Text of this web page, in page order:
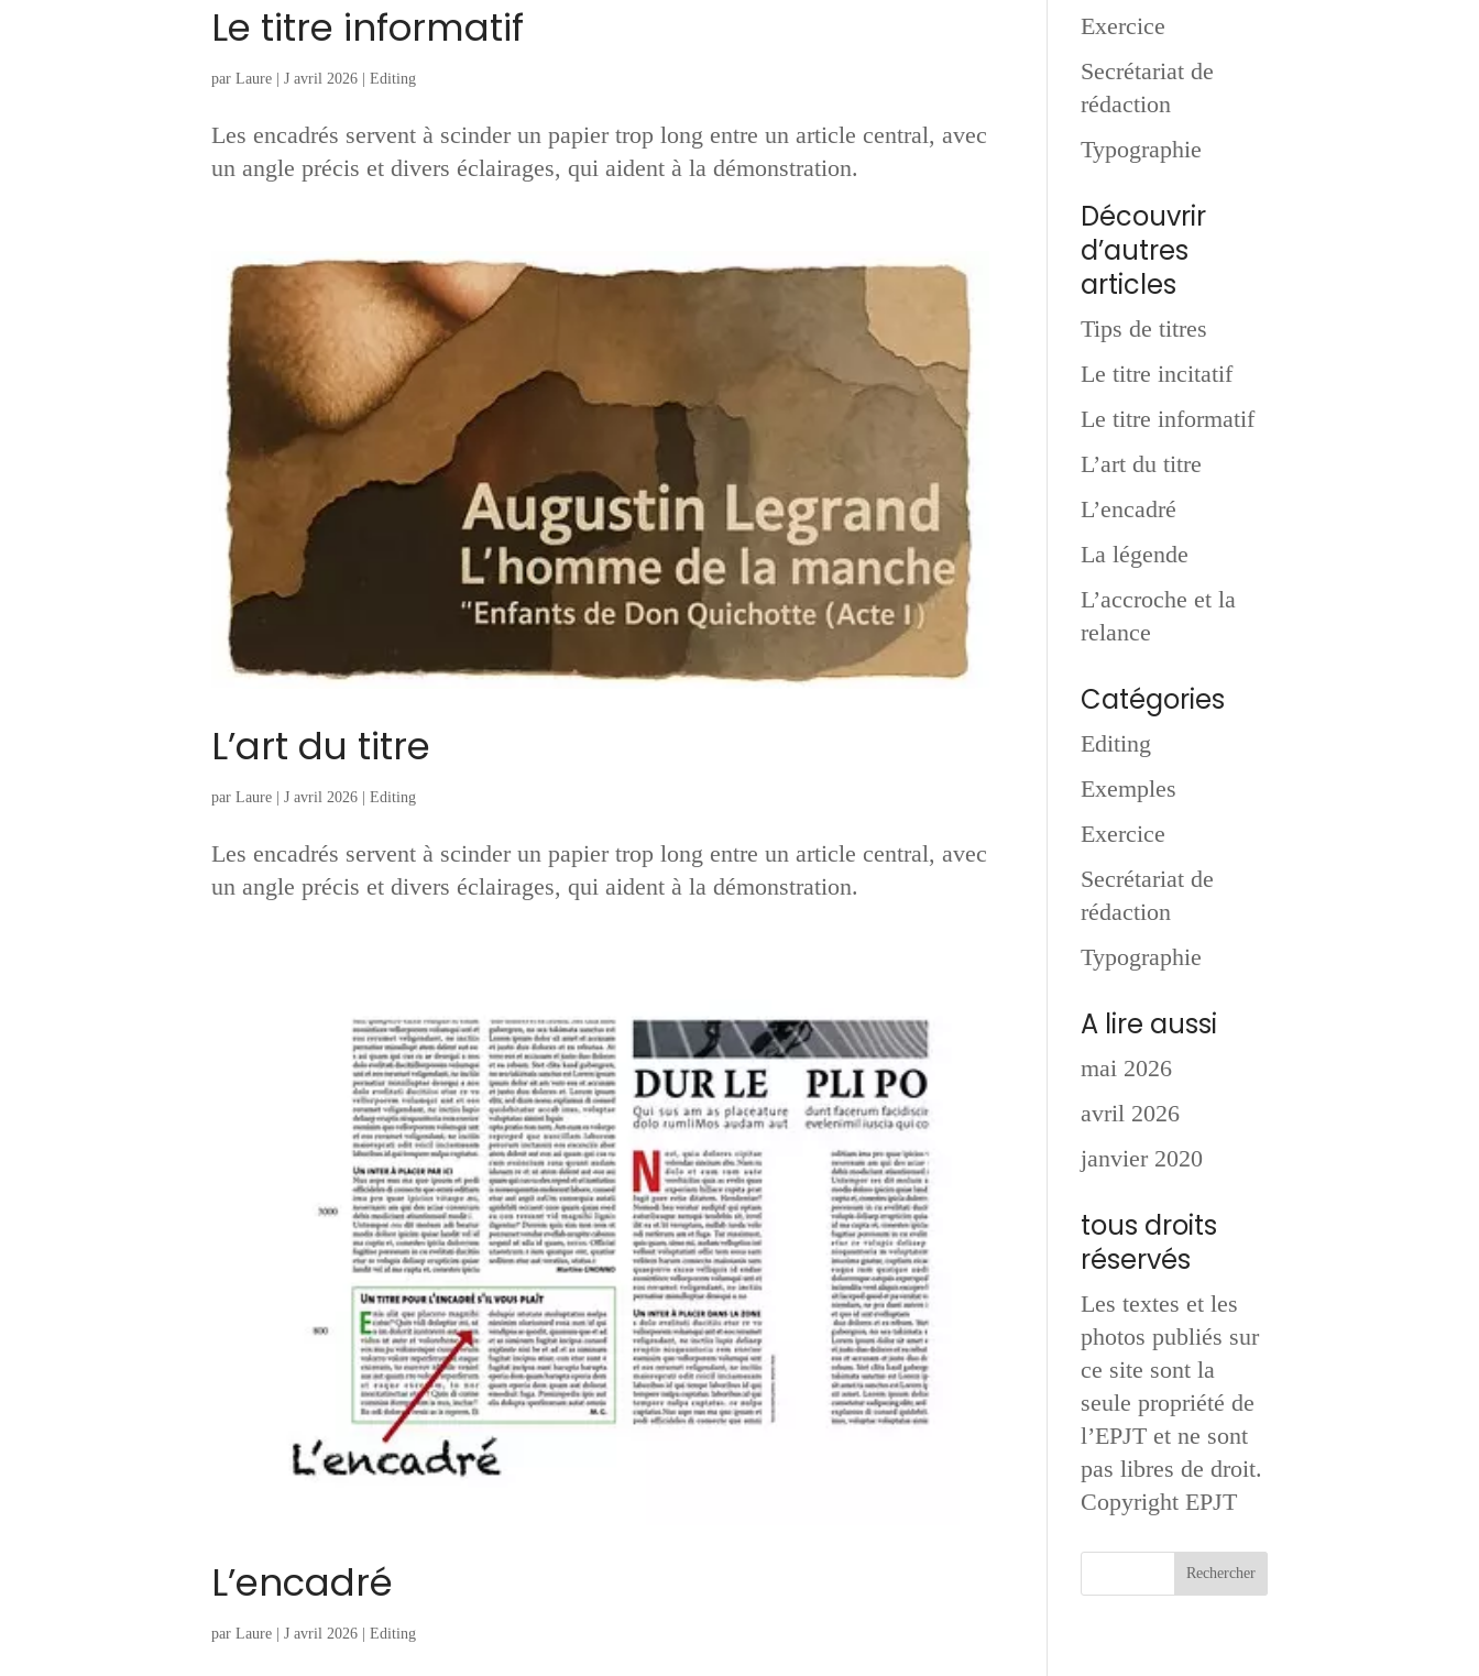
Le titre informatif
par Laure J avril 2026 Editing
Les encadrés servent à scinder un papier trop long entre un article central, avec
un angle précis et divers éclairages, qui aident à la démonstration.
L’art du titre
par Laure J avril 2026 Editing
Les encadrés servent à scinder un papier trop long entre un article central, avec
un angle précis et divers éclairages, qui aident à la démonstration.
L’encadré
par Laure J avril 2026 Editing
Exercice
Secrétariat de
rédaction
Typographie
Découvrir
d’autres
articles
Tips de titres
Le titre incitatif
Le titre informatif
L’art du titre
L’encadré
La légende
L’accroche et la
relance
Catégories
Editing
Exemples
Exercice
Secrétariat de
rédaction
Typographie
A lire aussi
mai 2026
avril 2026
janvier 2020
tous droits
réservés
Les textes et les
photos publiés sur
ce site sont la
seule propriété de
l’EPJT et ne sont
pas libres de droit.
Copyright EPJT